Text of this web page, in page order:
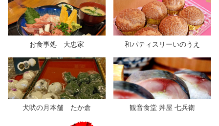
お食事処 大忠家 和パティスリーいのうえ
犬吠の月本舗 たか倉 観音食堂 丼屋 七兵衛